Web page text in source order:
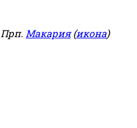
Макария(икона)